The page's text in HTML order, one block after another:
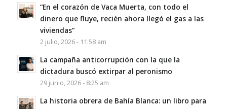
“En el corazón de Vaca Muerta, con todo el
dinero que fluye, recién ahora llegó el gas a las
viviendas”
2 julio, 2026 - 11:58 am
La campaña anticorrupción con la que la
dictadura buscó extirpar al peronismo
29 junio, 2026 - 8:25 am
La historia obrera de Bahía Blanca: un libro para